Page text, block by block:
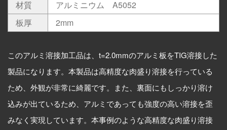
材質
アルミニウム A5052
板厚
2mm
このアルミ溶接加工品は、t=2.0mmのアルミ板をTIG溶接した
製品になります。本製品は高精度な肉盛り溶接を行っている
ため、外観が非常に綺麗です。また、裏面にもしっかり溶け
込みが出ているため、アルミであっても強度の高い溶接を歪
みなく実現しています。本事例のような高精度な肉盛り溶接